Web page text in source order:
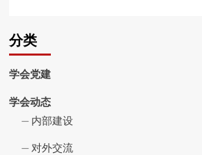
分类
学会党建
学会动态
内部建设
对外交流